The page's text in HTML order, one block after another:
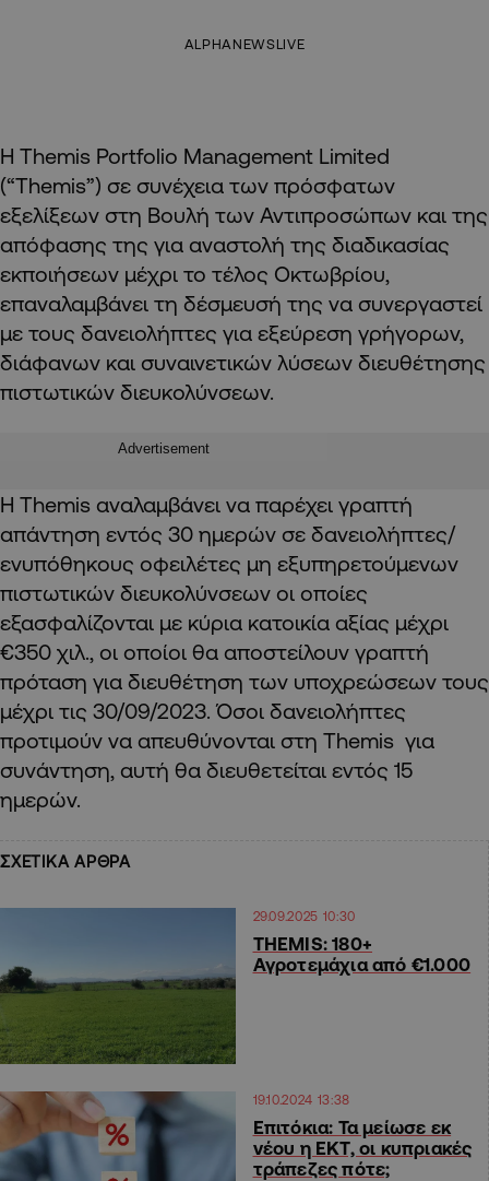
ALPHANEWSLIVE
H Themis Portfolio Management Limited
(“Themis”) σε συνέχεια των πρόσφατων
εξελίξεων στη Βουλή των Αντιπροσώπων και της
απόφασης της για αναστολή της διαδικασίας
εκποιήσεων μέχρι το τέλος Οκτωβρίου,
επαναλαμβάνει τη δέσμευσή της να συνεργαστεί
με τους δανειολήπτες για εξεύρεση γρήγορων,
διάφανων και συναινετικών λύσεων διευθέτησης
πιστωτικών διευκολύνσεων.
Advertisement
Η Themis αναλαμβάνει να παρέχει γραπτή
απάντηση εντός 30 ημερών σε δανειολήπτες/
ενυπόθηκους οφειλέτες μη εξυπηρετούμενων
πιστωτικών διευκολύνσεων οι οποίες
εξασφαλίζονται με κύρια κατοικία αξίας μέχρι
€350 χιλ., οι οποίοι θα αποστείλουν γραπτή
πρόταση για διευθέτηση των υποχρεώσεων τους
μέχρι τις 30/09/2023. Όσοι δανειολήπτες
προτιμούν να απευθύνονται στη Themis για
συνάντηση, αυτή θα διευθετείται εντός 15
ημερών.
ΣΧΕΤΙΚΑ ΑΡΘΡΑ
29.09.2025 10:30
THEMIS: 180+
Αγροτεμάχια από €1.000
19.10.2024 13:38
Επιτόκια: Τα μείωσε εκ
νέου η ΕΚΤ, οι κυπριακές
τράπεζες πότε;